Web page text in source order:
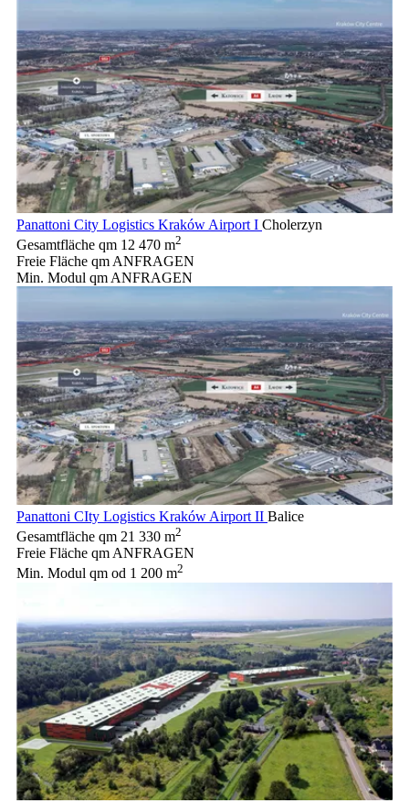
Panattoni City Logistics Kraków Airport I Cholerzyn
Gesamtfläche qm 12 470 m2
Freie Fläche qmANFRAGEN
Min. Modul qmANFRAGEN
Panattoni CIty Logistics Kraków Airport II Balice
Gesamtfläche qm 21 330 m2
Freie Fläche qm ANFRAGEN
Min. Modul qm od 1 200 m2